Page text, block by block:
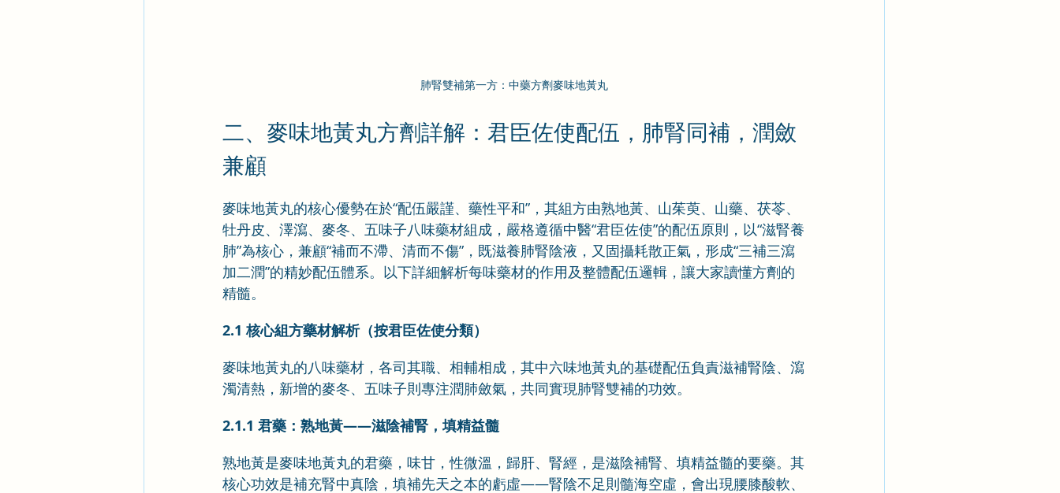
肺腎雙補第一方：中藥方劑麥味地黃丸
二、麥味地黃丸方劑詳解：君臣佐使配伍，肺腎同補，潤斂
兼顧
麥味地黃丸的核心優勢在於“配伍嚴謹、藥性平和”，其組方由熟地黃、山茱萸、山藥、茯苓、
牡丹皮、澤瀉、麥冬、五味子八味藥材組成，嚴格遵循中醫“君臣佐使”的配伍原則，以“滋腎養
肺”為核心，兼顧“補而不滯、清而不傷”，既滋養肺腎陰液，又固攝耗散正氣，形成“三補三瀉
加二潤”的精妙配伍體系。以下詳細解析每味藥材的作用及整體配伍邏輯，讓大家讀懂方劑的
精髓。
2.1 核心組方藥材解析（按君臣佐使分類）
麥味地黃丸的八味藥材，各司其職、相輔相成，其中六味地黃丸的基礎配伍負責滋補腎陰、瀉
濁清熱，新增的麥冬、五味子則專注潤肺斂氣，共同實現肺腎雙補的功效。
2.1.1 君藥：熟地黃——滋陰補腎，填精益髓
熟地黃是麥味地黃丸的君藥，味甘，性微溫，歸肝、腎經，是滋陰補腎、填精益髓的要藥。其
核心功效是補充腎中真陰，填補先天之本的虧虛——腎陰不足則髓海空虛，會出現腰膝酸軟、